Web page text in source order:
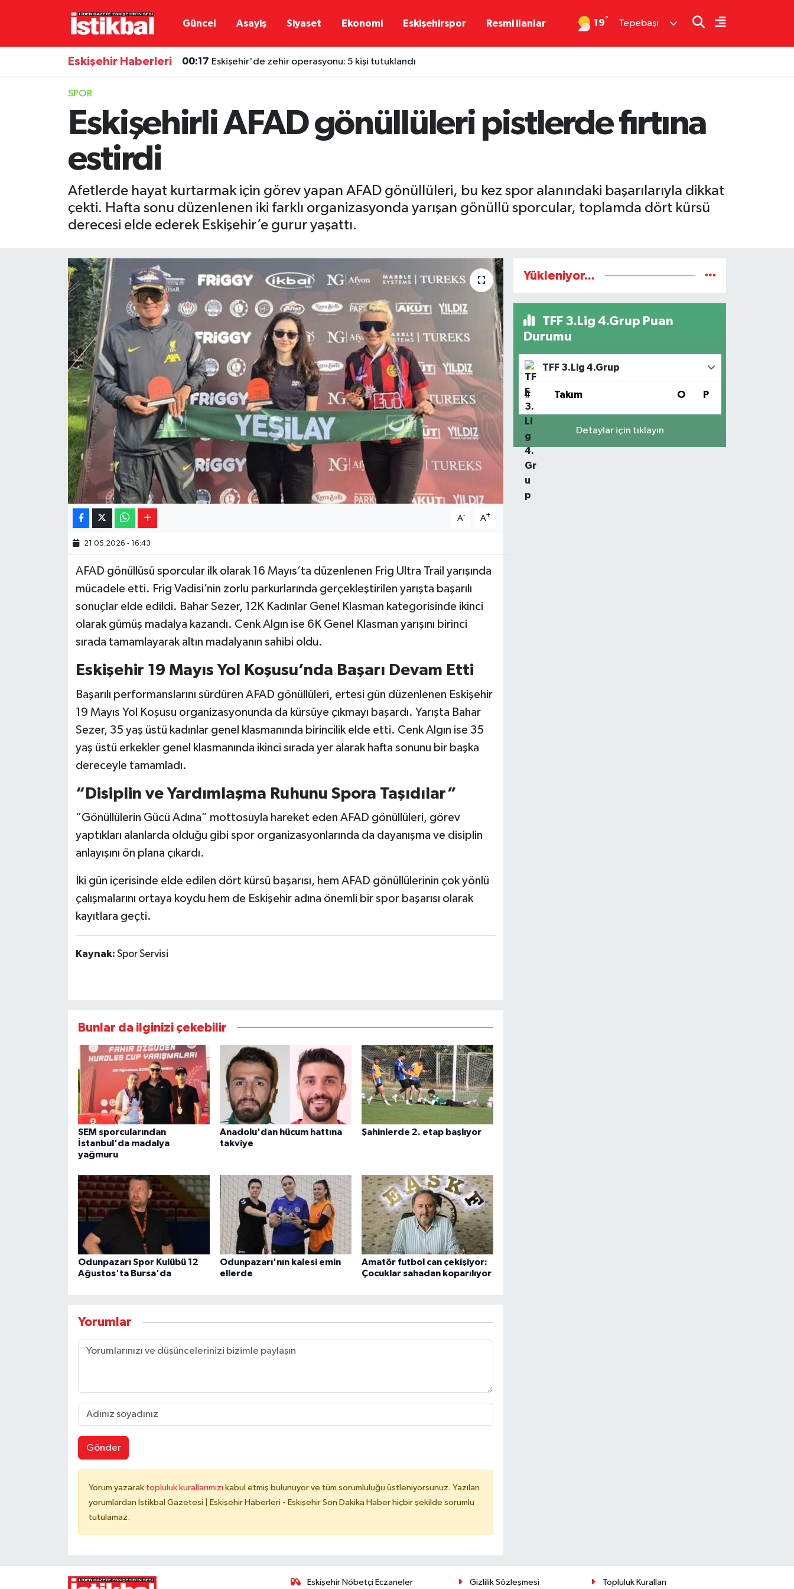
Güncel Asayiş Siyaset Ekonomi Eskişehirspor Resmi ilanlar 19° Tepebaşı
Eskişehir Haberleri 00:17 Eskişehir'de zehir operasyonu: 5 kişi tutuklandı
SPOR
Eskişehirli AFAD gönüllüleri pistlerde fırtına
estirdi
Afetlerde hayat kurtarmak için görev yapan AFAD gönüllüleri, bu kez spor alanındaki başarılarıyla dikkat
çekti. Hafta sonu düzenlenen iki farklı organizasyonda yarışan gönüllü sporcular, toplamda dört kürsü
derecesi elde ederek Eskişehir’e gurur yaşattı.
A- A+
21.05.2026 - 16:43
AFAD gönüllüsü sporcular ilk olarak 16 Mayıs’ta düzenlenen Frig Ultra Trail yarışında
mücadele etti. Frig Vadisi’nin zorlu parkurlarında gerçekleştirilen yarışta başarılı
sonuçlar elde edildi. Bahar Sezer, 12K Kadınlar Genel Klasman kategorisinde ikinci
olarak gümüş madalya kazandı. Cenk Algın ise 6K Genel Klasman yarışını birinci
sırada tamamlayarak altın madalyanın sahibi oldu.
Eskişehir 19 Mayıs Yol Koşusu’nda Başarı Devam Etti
Başarılı performanslarını sürdüren AFAD gönüllüleri, ertesi gün düzenlenen Eskişehir
19 Mayıs Yol Koşusu organizasyonunda da kürsüye çıkmayı başardı. Yarışta Bahar
Sezer, 35 yaş üstü kadınlar genel klasmanında birincilik elde etti. Cenk Algın ise 35
yaş üstü erkekler genel klasmanında ikinci sırada yer alarak hafta sonunu bir başka
dereceyle tamamladı.
“Disiplin ve Yardımlaşma Ruhunu Spora Taşıdılar”
“Gönüllülerin Gücü Adına” mottosuyla hareket eden AFAD gönüllüleri, görev
yaptıkları alanlarda olduğu gibi spor organizasyonlarında da dayanışma ve disiplin
anlayışını ön plana çıkardı.
İki gün içerisinde elde edilen dört kürsü başarısı, hem AFAD gönüllülerinin çok yönlü
çalışmalarını ortaya koydu hem de Eskişehir adına önemli bir spor başarısı olarak
kayıtlara geçti.
Kaynak: Spor Servisi
Bunlar da ilginizi çekebilir
SEM sporcularından
İstanbul'da madalya
yağmuru
Anadolu'dan hücum hattına
takviye
Şahinlerde 2. etap başlıyor
Odunpazarı Spor Kulübü 12
Ağustos'ta Bursa'da
Odunpazarı'nın kalesi emin
ellerde
Amatör futbol can çekişiyor:
Çocuklar sahadan koparılıyor
Yorumlar
Gönder
Yorum yazarak topluluk kurallarımızı kabul etmiş bulunuyor ve tüm sorumluluğu üstleniyorsunuz. Yazılan
yorumlardan İstikbal Gazetesi | Eskişehir Haberleri - Eskişehir Son Dakika Haber hiçbir şekilde sorumlu
tutulamaz.
Yükleniyor...
TFF 3.Lig 4.Grup Puan
Durumu
TFF 3.Lig 4.Grup
# Takım O P
Detaylar için tıklayın
Eskişehir Nöbetçi Eczaneler Gizlilik Sözleşmesi Topluluk Kuralları
Eskişehirspor
Ekonomi
Resmi ilanlar
Eskişehir Nöbetçi Eczaneler
Eskişehir Trafik Yoğunluk Haritası
TFF 3.Lig 4.Grup Puan Durumu ve Fikstür
Tüm Manşetler
Son Dakika Haberleri